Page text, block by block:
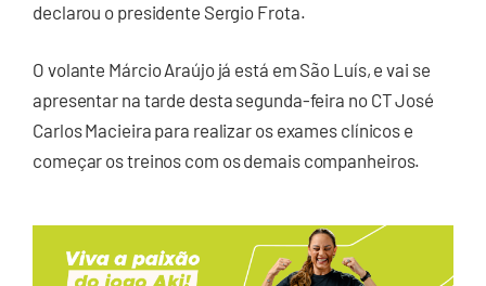
declarou o presidente Sergio Frota.
O volante Márcio Araújo já está em São Luís, e vai se
apresentar na tarde desta segunda-feira no CT José
Carlos Macieira para realizar os exames clínicos e
começar os treinos com os demais companheiros.